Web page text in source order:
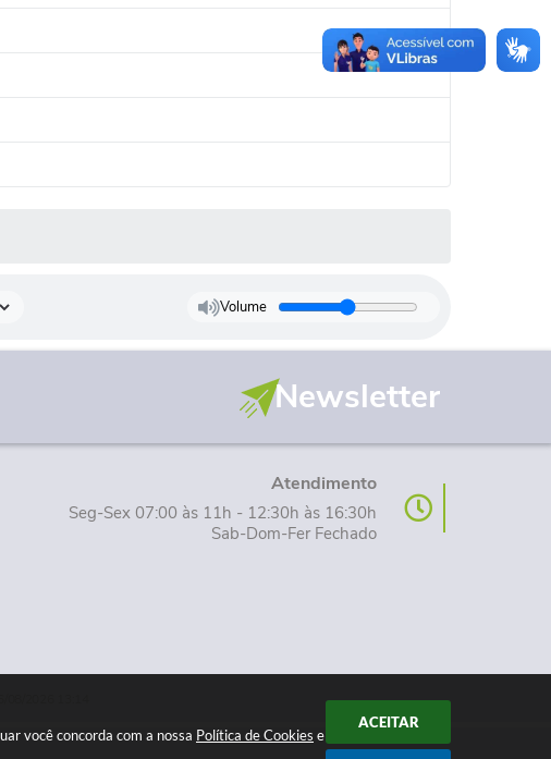
você concorda com a nossa Política de Cookies e
ACEITAR
Volume
Newsletter
Atendimento
Seg-Sex 07:00 às 11h - 12:30h às 16:30h
Sab-Dom-Fer Fechado